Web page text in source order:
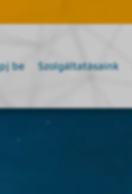
be Szolgáltatásaink